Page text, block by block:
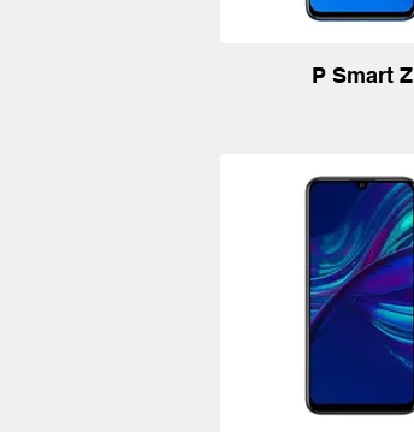
P Smart Z